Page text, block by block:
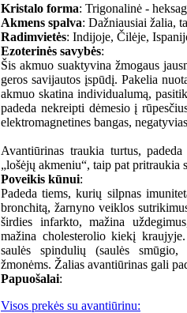
Kristalo forma: Trigonalinė -
Akmens spalva: Dažniausiai žalia,
Radimvietės: Indijoje, Čilėje,
Ezoterinės savybės:
Šis akmuo suaktyvina žmogaus
geros savijautos įspūdį. Pakelia
akmuo skatina individualumą,
padeda nekreipti dėmesio į
elektromagnetines bangas,
Avantiūrinas traukia turtus,
„lošėjų akmeniu“, taip pat pritraukia
Poveikis kūnui:
Padeda tiems, kurių silpnas
bronchitą, žarnyno veiklos
širdies infarkto, mažina
mažina cholesterolio kiekį
saulės spindulių (saulės
žmonėms. Žalias avantiūrinas gali
Papuošalai:
Visos prekės su avantiūrinu: